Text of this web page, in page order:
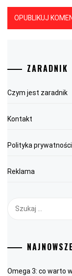
ZARADNIK
Czym jest zaradnik
Kontakt
Polityka prywatności
Reklama
Omega 3: co warto